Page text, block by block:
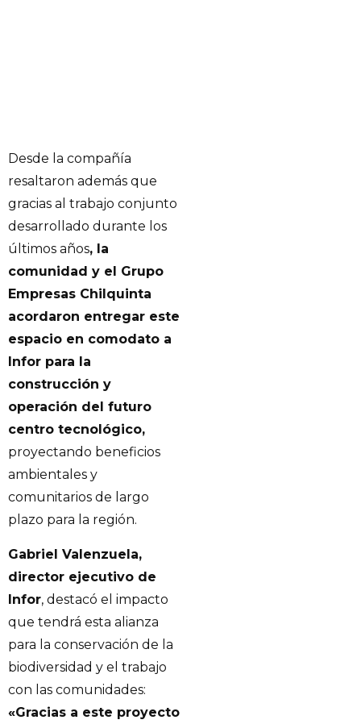
Desde la compañía
resaltaron además que
gracias al trabajo conjunto
desarrollado durante los
últimos años, la
comunidad y el Grupo
Empresas Chilquinta
acordaron entregar este
espacio en comodato a
Infor para la
construcción y
operación del futuro
centro tecnológico,
proyectando beneficios
ambientales y
comunitarios de largo
plazo para la región.
Gabriel Valenzuela,
director ejecutivo de
Infor, destacó el impacto
que tendrá esta alianza
para la conservación de la
biodiversidad y el trabajo
con las comunidades:
«Gracias a este proyecto